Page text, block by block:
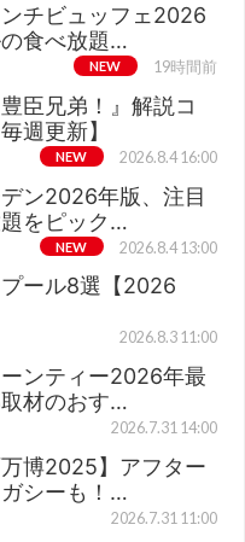
チビュッフェ2026
食べ放題…
NEW 19時間前
臣兄弟！』解説コ
週更新】
NEW 2026.8.4 16:00
ン2026年版、注目
をピック…
NEW 2026.8.4 13:00
ール8選【2026
2026.8.3 11:00
ンティー2026年最
材のおす…
2026.7.31 14:00
万博2025】アフター
シーも！…
2026.7.31 11:00